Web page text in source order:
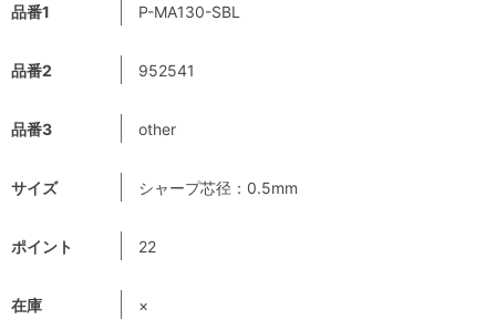
品番1 P-MA130-SBL
品番2 952541
品番3 other
サイズ シャープ芯径：0.5mm
ポイント 22
在庫 ×